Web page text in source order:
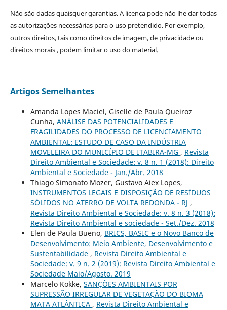
Não são dadas quaisquer garantias. A licença pode não lhe dar todas
as autorizações necessárias para o uso pretendido. Por exemplo,
outros direitos, tais como direitos de imagem, de privacidade ou
direitos morais , podem limitar o uso do material.
Artigos Semelhantes
Amanda Lopes Maciel, Giselle de Paula Queiroz
Cunha, ANÁLISE DAS POTENCIALIDADES E
FRAGILIDADES DO PROCESSO DE LICENCIAMENTO
AMBIENTAL: ESTUDO DE CASO DA INDÚSTRIA
MOVELEIRA DO MUNICÍPIO DE ITABIRA-MG , Revista
Direito Ambiental e Sociedade: v. 8 n. 1 (2018): Direito
Ambiental e Sociedade - Jan./Abr. 2018
Thiago Simonato Mozer, Gustavo Aiex Lopes,
INSTRUMENTOS LEGAIS E DISPOSIÇÃO DE RESÍDUOS
SÓLIDOS NO ATERRO DE VOLTA REDONDA - RJ ,
Revista Direito Ambiental e Sociedade: v. 8 n. 3 (2018):
Revista Direito Ambiental e sociedade - Set./Dez. 2018
Elen de Paula Bueno, BRICS, BASIC e o Novo Banco de
Desenvolvimento: Meio Ambiente, Desenvolvimento e
Sustentabilidade , Revista Direito Ambiental e
Sociedade: v. 9 n. 2 (2019): Revista Direito Ambiental e
Sociedade Maio/Agosto. 2019
Marcelo Kokke, SANÇÕES AMBIENTAIS POR
SUPRESSÃO IRREGULAR DE VEGETAÇÃO DO BIOMA
MATA ATLÂNTICA , Revista Direito Ambiental e